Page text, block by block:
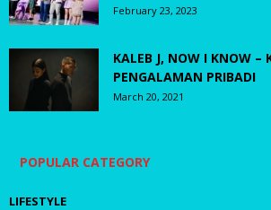
February 23, 2023
KALEB J, NOW I KNOW –
PENGALAMAN PRIBADI
March 20, 2021
POPULAR CATEGORY
LIFESTYLE